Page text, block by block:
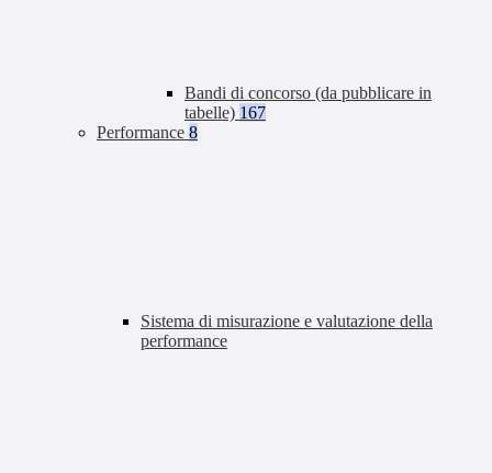
Bandi di concorso (da pubblicare in
tabelle) 167
Performance 8
Sistema di misurazione e valutazione della
performance